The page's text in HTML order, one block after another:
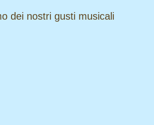
dei nostri gusti musicali